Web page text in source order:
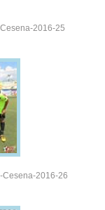
2016-25
2016-26